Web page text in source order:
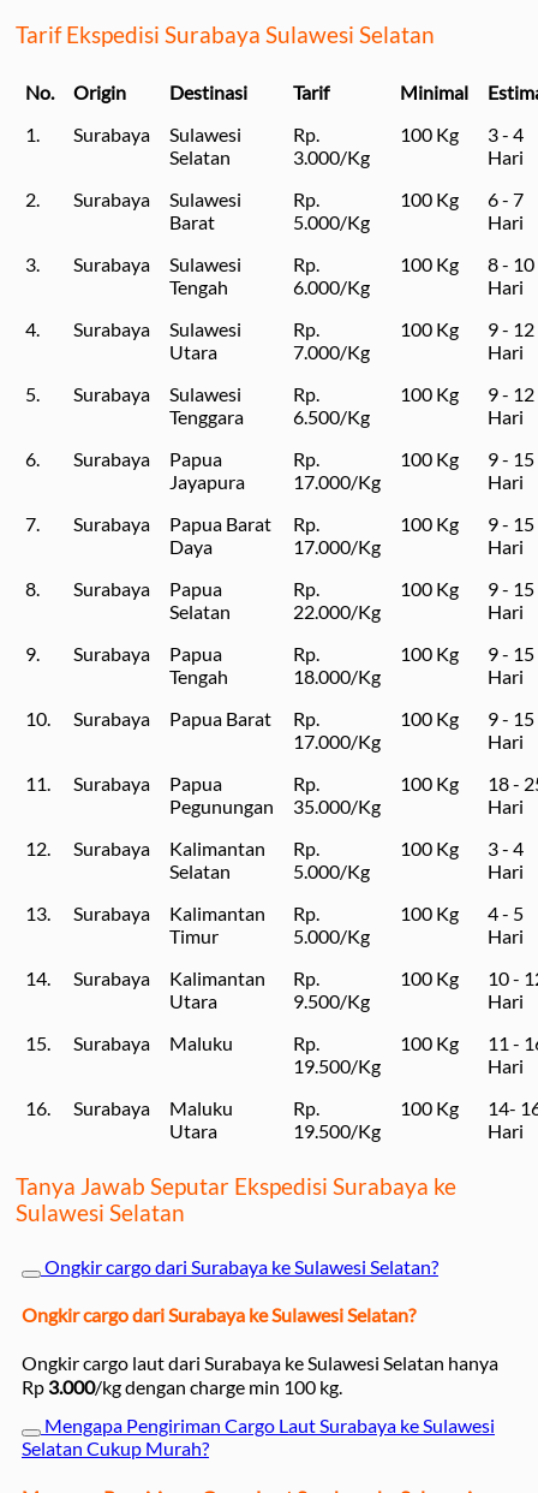
Tarif Ekspedisi Surabaya Sulawesi Selatan
No. Origin Destinasi Tarif Minimal
1.
Surabaya
Sulawesi
Selatan
Rp.
3.000/Kg
100 Kg
3 - 4
Hari
2.
Surabaya
Sulawesi
Barat
Rp.
5.000/Kg
100 Kg
6 - 7
Hari
3.
Surabaya
Sulawesi
Tengah
Rp.
6.000/Kg
100 Kg
8 - 10
Hari
4.
Surabaya
Sulawesi
Utara
Rp.
7.000/Kg
100 Kg
9 - 12
Hari
5.
Surabaya
Sulawesi
Tenggara
Rp.
6.500/Kg
100 Kg
9 - 12
Hari
6.
Surabaya
Papua
Jayapura
Rp.
17.000/Kg
100 Kg
9 - 15
Hari
7.
Surabaya
Papua Barat
Daya
Rp.
17.000/Kg
100 Kg
9 - 15
Hari
8.
Surabaya
Papua
Selatan
Rp.
22.000/Kg
100 Kg
9 - 15
Hari
9.
Surabaya
Papua
Tengah
Rp.
18.000/Kg
100 Kg
9 - 15
Hari
10.
Surabaya Papua Barat
Rp.
17.000/Kg
100 Kg
9 - 15
Hari
11.
Surabaya
Papua
Pegunungan
Rp.
35.000/Kg
100 Kg
18 -
Hari
12.
Surabaya
Kalimantan
Selatan
Rp.
5.000/Kg
100 Kg
3 - 4
Hari
13.
Surabaya
Kalimantan
Timur
Rp.
5.000/Kg
100 Kg
4 - 5
Hari
14.
Surabaya
Kalimantan
Utara
Rp.
9.500/Kg
100 Kg
10 -
Hari
15.
Surabaya Maluku
Rp.
19.500/Kg
100 Kg
11 -
Hari
16.
Surabaya
Maluku
Utara
Rp.
19.500/Kg
100 Kg
14-
Hari
Tanya Jawab Seputar Ekspedisi Surabaya ke
Sulawesi Selatan
Ongkir cargo dari Surabaya ke Sulawesi Selatan?
Ongkir cargo dari Surabaya ke Sulawesi Selatan?
Ongkir cargo laut dari Surabaya ke Sulawesi Selatan hanya
Rp 3.000/kg dengan charge min 100 kg.
Mengapa Pengiriman Cargo Laut Surabaya ke Sulawesi
Selatan Cukup Murah?